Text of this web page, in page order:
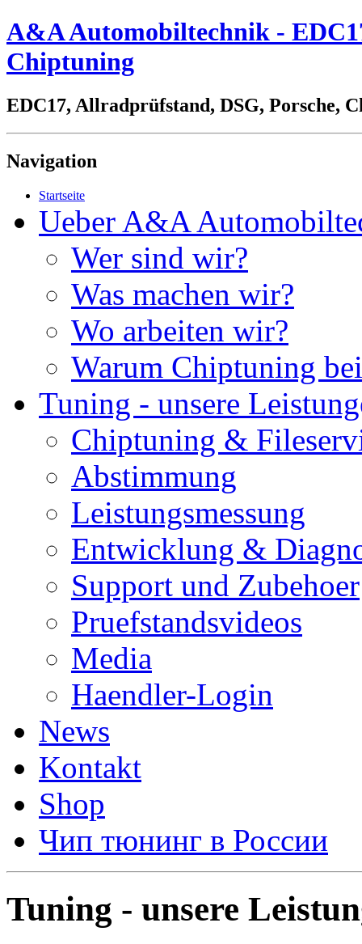
A&A Automobiltechnik -
Chiptuning
EDC17, Allradprüfstand, DSG, Porsche,
Navigation
Startseite
Ueber A&A
Wer sind wir?
Was machen wir?
Wo arbeiten wir?
Warum Chiptuning
Tuning - unsere
Chiptuning &
Abstimmung
Leistungsmessung
Entwicklung &
Support und Zubehoer
Pruefstandsvideos
Media
Haendler-Login
News
Kontakt
Shop
Чип тюнинг в России
Tuning - unsere